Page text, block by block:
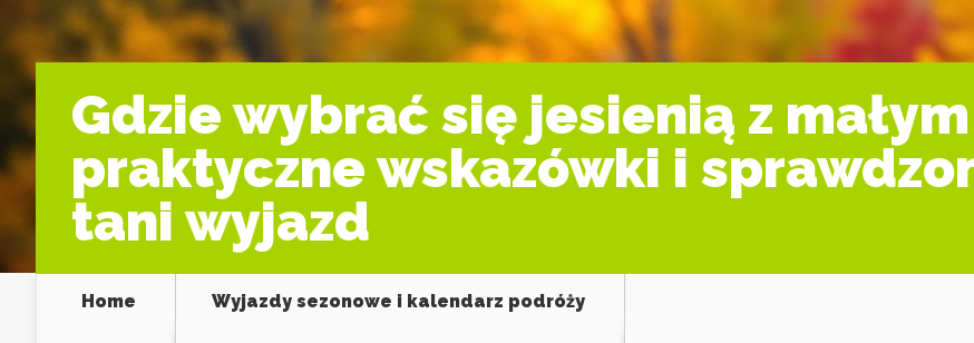
Gdzie wybrać się jesienią z
praktyczne wskazówki i
tani wyjazd
Home Wyjazdy sezonowe i kalendarz podróży